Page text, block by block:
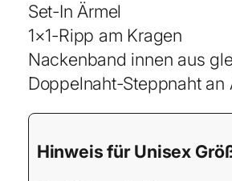
Set-In Ärmel
1×1-Ripp am Kragen
Nackenband innen aus
Doppelnaht-Steppnaht
Hinweis für Unisex